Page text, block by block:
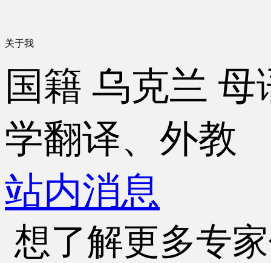
关于我
国籍 乌克兰 母
学翻译、外教
站内消息
想了解更多专